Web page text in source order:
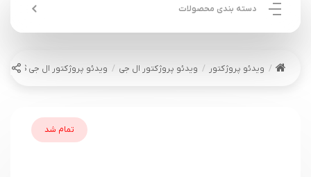
دسته بندی محصولات
ویدئو پروژکتور ویدئو پروژکتور ال جی ویدئو پروژکتور ال جی LG PF50KS
تمام شد